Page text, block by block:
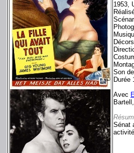
1953,
Son
Durée
Avec
Sénat